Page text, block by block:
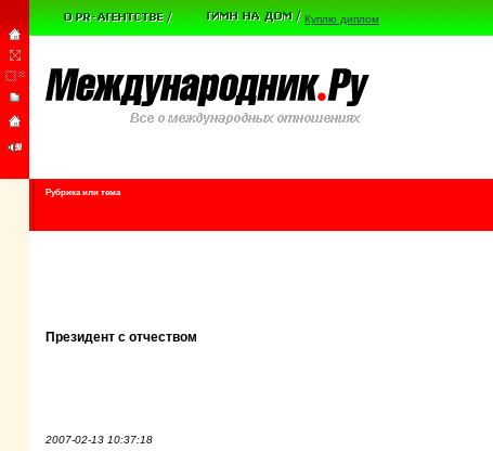
Куплю диплом
Рубрика или тема
Президент с отчеством
2007-02-13 10:37:18